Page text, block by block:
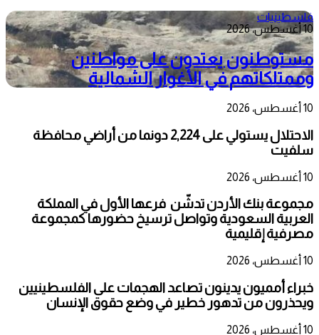
فلسطينيات
10 أغسطس، 2026
مستوطنون يعتدون على مواطنين
وممتلكاتهم في الأغوار الشمالية
10 أغسطس، 2026
الاحتلال يستولي على 2,224 دونما من أراضي محافظة
سلفيت
10 أغسطس، 2026
مجموعة بنك الأردن تدشّن فرعها الأول في المملكة
العربية السعودية وتواصل ترسيخ حضورها كمجموعة
مصرفية إقليمية
10 أغسطس، 2026
خبراء أمميون يدينون تصاعد الهجمات على الفلسطينيين
ويحذرون من تدهور خطير في وضع حقوق الإنسان
10 أغسطس، 2026